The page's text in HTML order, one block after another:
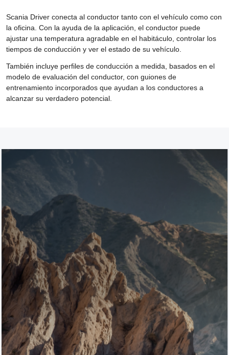
Scania Driver conecta al conductor tanto con el vehículo como con
la oficina. Con la ayuda de la aplicación, el conductor puede
ajustar una temperatura agradable en el habitáculo, controlar los
tiempos de conducción y ver el estado de su vehículo.
También incluye perfiles de conducción a medida, basados en el
modelo de evaluación del conductor, con guiones de
entrenamiento incorporados que ayudan a los conductores a
alcanzar su verdadero potencial.